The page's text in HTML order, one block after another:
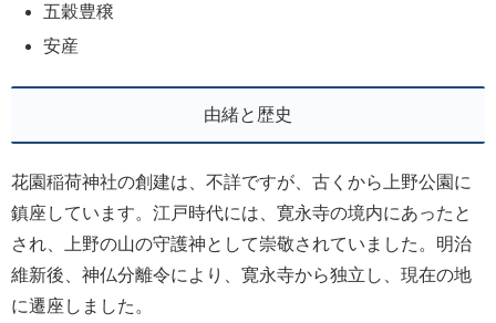
五穀豊穣
安産
由緒と歴史
花園稲荷神社の創建は、不詳ですが、古くから上野公園に
鎮座しています。江戸時代には、寛永寺の境内にあったと
され、上野の山の守護神として崇敬されていました。明治
維新後、神仏分離令により、寛永寺から独立し、現在の地
に遷座しました。